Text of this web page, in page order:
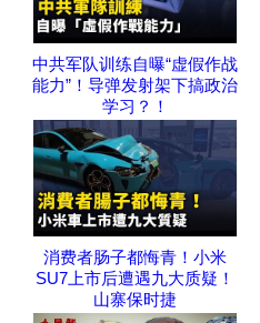
中共军队训练自曝“虚假作战
能力”！导弹发射架下搞政治
学习？！
消费者肠子都悔青！小米
SU7上市后遭遇九大质疑！
山寨保时捷